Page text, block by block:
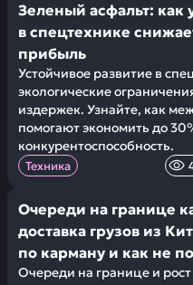
Зеленый асфальт: как
в спецтехнике
прибыль
Устойчивое развитие в
экологические
издержек. Узнайте, как
помогают экономить до
конкурентоспособность.
Техника
Очереди на границе
доставка грузов из
по карману и как не
Очереди на границе и